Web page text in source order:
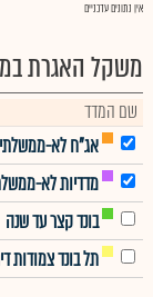
אין נתונים עדכניים
משקל האגרת
שם המדד
אג"ח לא-
מדדיות לא-
בונד קצר עד שנה
תל בונד צמודות